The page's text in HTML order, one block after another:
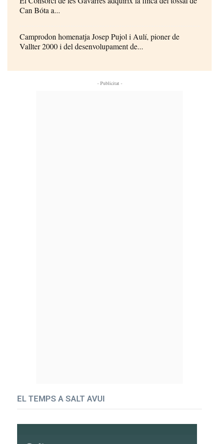
Can Bóta a...
Camprodon homenatja Josep Pujol i Aulí, pioner de
Vallter 2000 i del desenvolupament de...
- Publicitat -
EL TEMPS A SALT AVUI